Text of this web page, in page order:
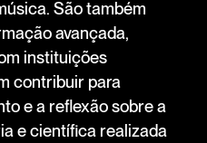
São também
avançada,
instituições
contribuir para
e a reflexão sobre a
e científica realizada